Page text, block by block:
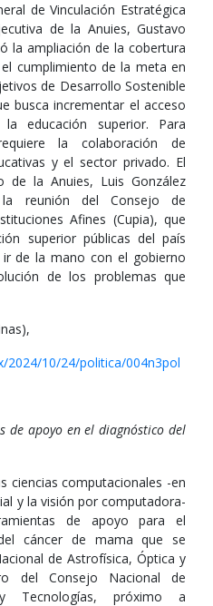
de Vinculación Estratégica
de la Anuies, Gustavo
la ampliación de la cobertura
cumplimiento de la meta en
de Desarrollo Sostenible
busca incrementar el acceso
educación superior. Para
la colaboración de
y el sector privado. El
de la Anuies, Luis González
reunión del Consejo de
Afines (Cupia), que
superior públicas del país
de la mano con el gobierno
de los problemas que
2024/10/24/politica/004n3pol
de apoyo en el diagnóstico del
ciencias computacionales -en
y la visión por computadora-
de apoyo para el
cáncer de mama que se
de Astrofísica, Óptica y
del Consejo Nacional de
y Tecnologías, próximo a